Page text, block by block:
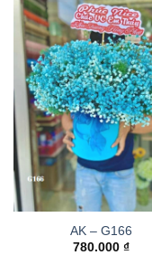
AK – G166
780.000 ₫